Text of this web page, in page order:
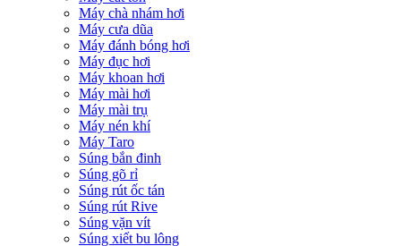
Máy chà nhám hơi
Máy cưa dũa
Máy đánh bóng hơi
Máy đục hơi
Máy khoan hơi
Máy mài hơi
Máy mài trụ
Máy nén khí
Máy Taro
Súng bắn đinh
Súng gõ rỉ
Súng rút ốc tán
Súng rút Rive
Súng vặn vít
Súng xiết bu lông